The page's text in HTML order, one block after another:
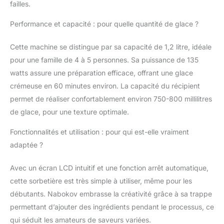
LCD rétroéclairé bleu.
avertit dès la fin du
cycle automatique de
mélange et de
congélation
CONCEPTION
ERGONOMIQUE :
Couvercle transparent
remplissage pratique
maintien au froid
préserve la texture
ACCESSOIRES INCLUS
: Prête à l'emploi avec
gobelet doseur et
failles.
Performance et capacité : pour quelle quantité de glace ?
Cette machine se distingue par sa capacité de 1,2 litre, idéale
pour une famille de 4 à 5 personnes. Sa puissance de 135
watts assure une préparation efficace, offrant une glace
crémeuse en 60 minutes environ. La capacité du récipient
permet de réaliser confortablement environ 750-800 millilitres
de glace, pour une texture optimale.
Fonctionnalités et utilisation : pour qui est-elle vraiment
adaptée ?
Avec un écran LCD intuitif et une fonction arrêt automatique,
cette sorbetière est très simple à utiliser, même pour les
débutants. Nabokov embrasse la créativité grâce à sa trappe
permettant d’ajouter des ingrédients pendant le processus, ce
qui séduit les amateurs de saveurs variées.